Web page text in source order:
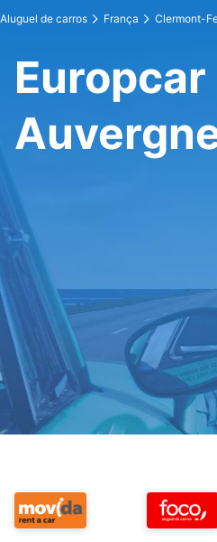
Aluguel de carros França Clermont-